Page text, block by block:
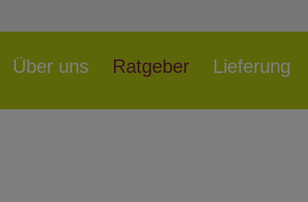
Navigation
überspringen
Über uns Ratgeber Lieferung